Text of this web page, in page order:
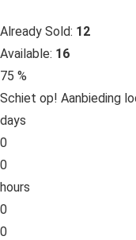
Already Sold: 12
Available: 16
75 %
Schiet op! Aanbieding
days
0
0
hours
0
0